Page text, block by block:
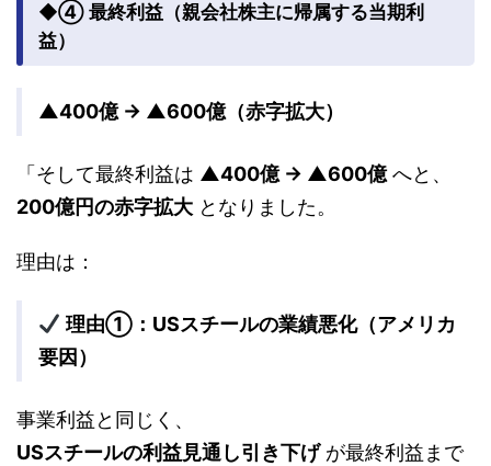
◆④ 最終利益（親会社株主に帰属する当期利
益）
▲400億 → ▲600億（赤字拡大）
「そして最終利益は ▲400億 → ▲600億へと、
200億円の赤字拡大 となりました。
理由は：
理由①：USスチールの業績悪化（アメリカ
要因）
事業利益と同じく、
USスチールの利益見通し引き下げが最終利益まで